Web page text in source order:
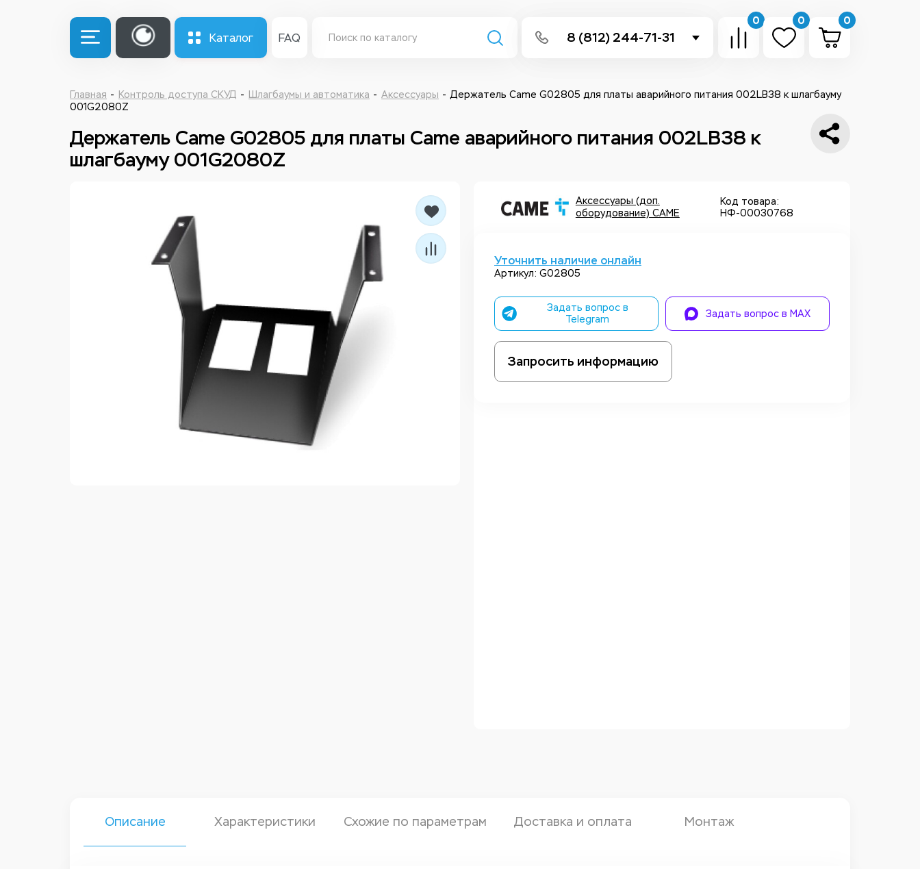
Каталог FAQ 8 (812) 244-71-31
Написать в Telegram
0 0 0
Главная Контроль доступа СКУД Шлагбаумы и автоматика Аксессуары
Держатель Came G02805 для платы аварийного питания 002LB38 к шлагбауму
001G2080Z
Держатель Came G02805 для платы Came аварийного питания 002LB38 к
шлагбауму 001G2080Z
Аксессуары (доп.
оборудование) CAME
Код товара:
НФ-00030768
Уточнить наличие онлайн
Артикул: G02805
Задать вопрос в
Telegram
Задать вопрос в MAX
Запросить информацию
Описание Характеристики Схожие по параметрам Доставка и оплата Монтаж